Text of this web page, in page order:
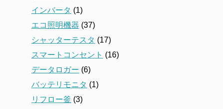
インバータ (1)
エコ照明機器 (37)
シャッターテスタ (17)
スマートコンセント (16)
データロガー (6)
バッテリモニタ (1)
リフロー釜 (3)